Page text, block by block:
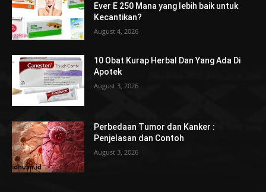
Ever E 250 Mana yang lebih baik untuk
Kecantikan?
August 4, 2026
10 Obat Kurap Herbal Dan Yang Ada Di
Apotek
August 3, 2026
Perbedaan Tumor dan Kanker :
Penjelasan dan Contoh
August 3, 2026